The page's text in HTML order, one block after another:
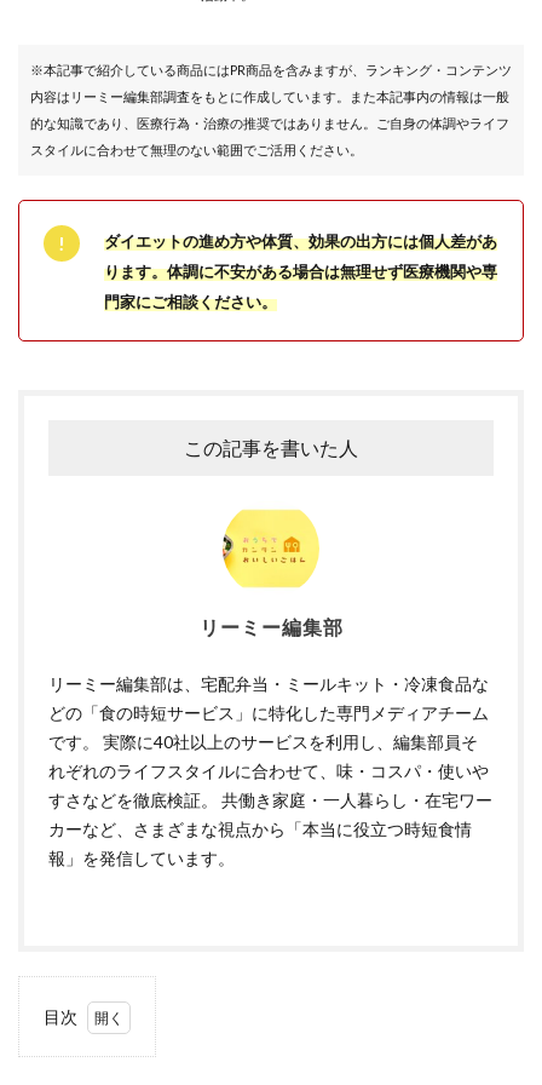
※本記事で紹介している商品にはPR商品を含みますが、ランキング・コンテンツ
内容はリーミー編集部調査をもとに作成しています。また本記事内の情報は一般
的な知識であり、医療行為・治療の推奨ではありません。ご自身の体調やライフ
スタイルに合わせて無理のない範囲でご活用ください。
ダイエットの進め方や体質、効果の出方には個人差があ
ります。体調に不安がある場合は無理せず医療機関や専
門家にご相談ください。
この記事を書いた人
リーミー編集部
リーミー編集部は、宅配弁当・ミールキット・冷凍食品な
どの「食の時短サービス」に特化した専門メディアチーム
です。 実際に40社以上のサービスを利用し、編集部員そ
れぞれのライフスタイルに合わせて、味・コスパ・使いや
すさなどを徹底検証。 共働き家庭・一人暮らし・在宅ワー
カーなど、さまざまな視点から「本当に役立つ時短食情
報」を発信しています。
目次